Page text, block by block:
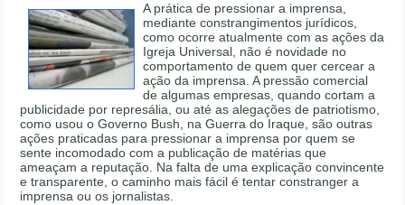
A prática de pressionar a imprensa,
mediante constrangimentos jurídicos,
como ocorre atualmente com as ações da
Igreja Universal, não é novidade no
comportamento de quem quer cercear a
ação da imprensa. A pressão comercial
de algumas empresas, quando cortam a
publicidade por represália, ou até as alegações de patriotismo,
como usou o Governo Bush, na Guerra do Iraque, são outras
ações praticadas para pressionar a imprensa por quem se
sente incomodado com a publicação de matérias que
ameaçam a reputação. Na falta de uma explicação convincente
e transparente, o caminho mais fácil é tentar constranger a
imprensa ou os jornalistas.